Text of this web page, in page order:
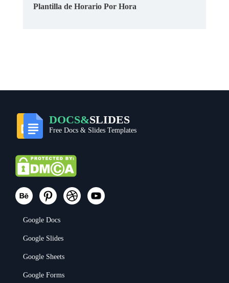
Plantilla de Horario Por Hora
DOCS&SLIDES
Free Docs & Slides Templates
Google Docs
Google Slides
Google Sheets
Google Forms